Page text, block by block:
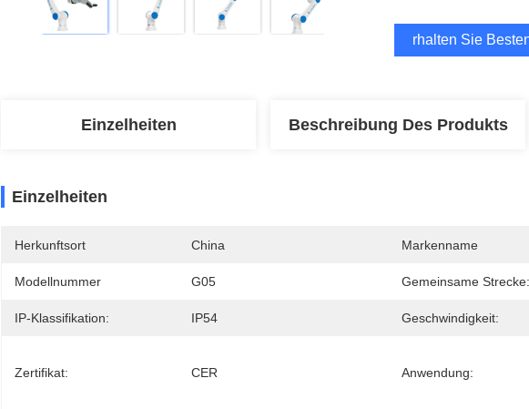
Erhalten Sie
Einzelheiten Beschreibung Des Produkts
Einzelheiten
Herkunftsort China Markenname
Modellnummer G05 Gemeinsame Strecke:
IP-Klassifikation: IP54 Geschwindigkeit:
Zertifikat: CER Anwendung: